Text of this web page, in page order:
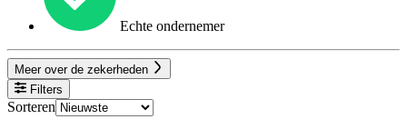
Echte ondernemer
Meer over de zekerheden
Filters
Sorteren